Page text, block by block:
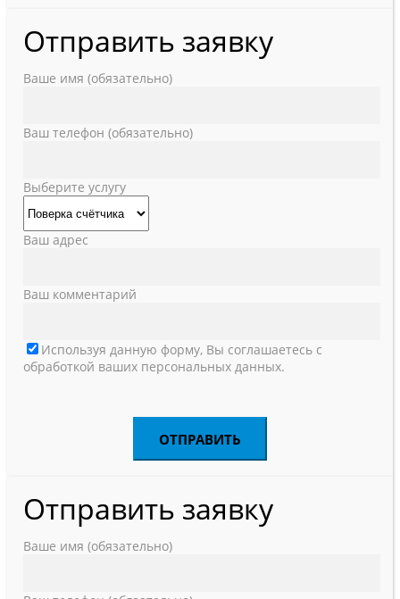
Отправить заявку
Ваше имя (обязательно)
Ваш телефон (обязательно)
Выберите услугу
Ваш адрес
Ваш комментарий
Используя данную форму, Вы соглашаетесь с
обработкой ваших персональных данных.
Отправить заявку
Ваше имя (обязательно)